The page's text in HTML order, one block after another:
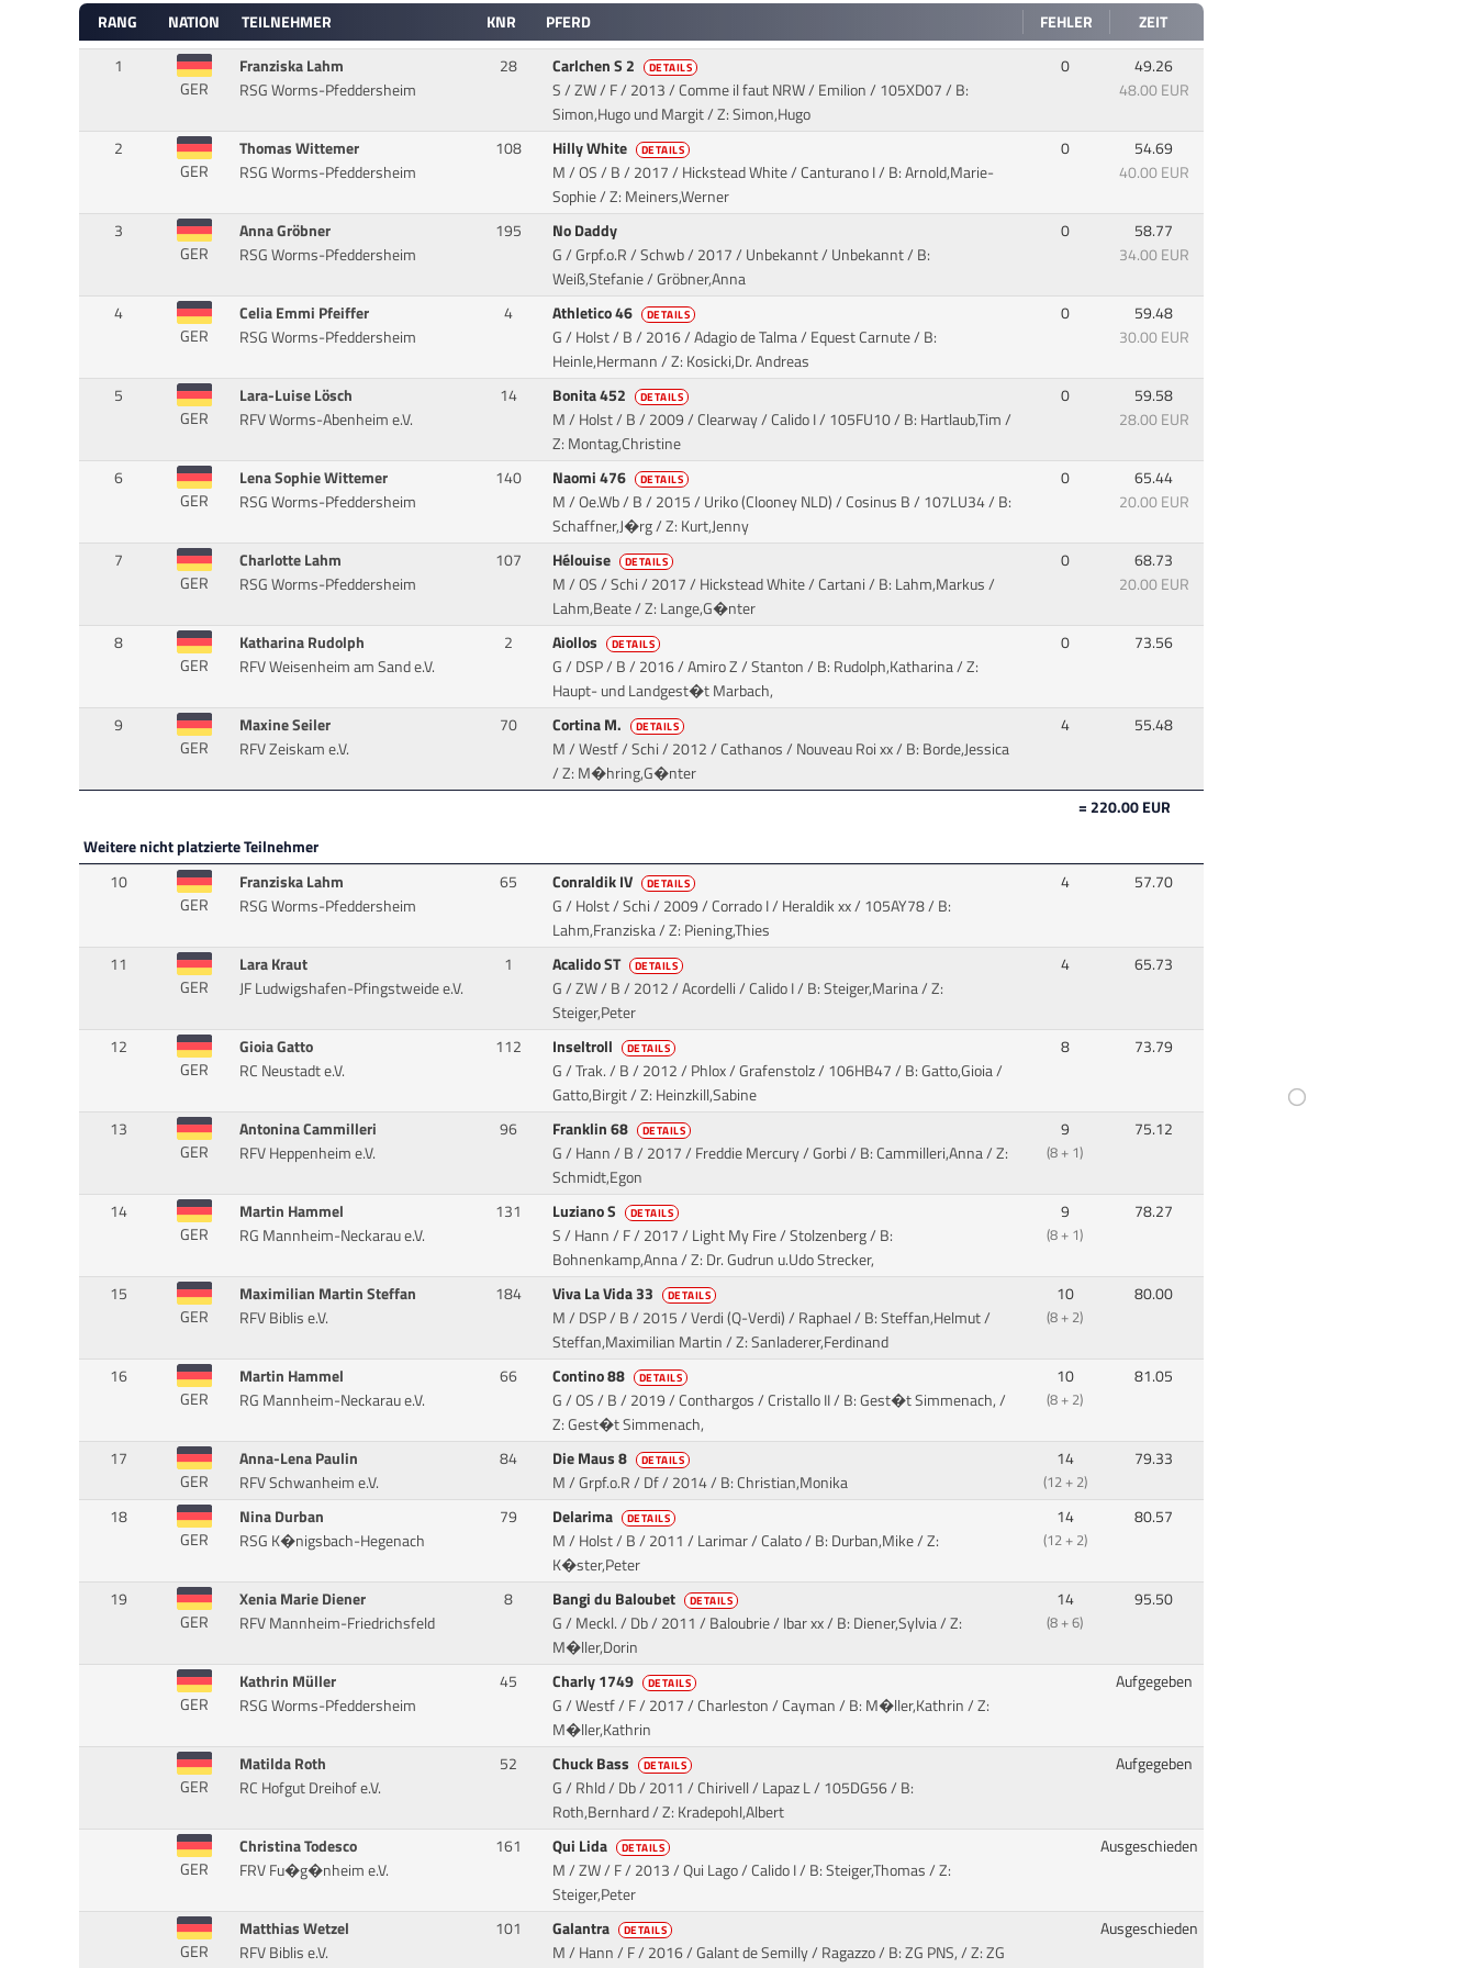
RANG NATION TEILNEHMER KNR PFERD FEHLER
ZEIT
1
GER
Franziska Lahm
RSG Worms-Pfeddersheim
28 Carlchen S 2 DETAILS
S / ZW / F / 2013 / Comme il faut NRW / Emilion/ 105XD07 / B:
Simon,Hugo und Margit / Z: Simon,Hugo
0
49.26
48.00 EUR
2
GER
Thomas Wittemer
RSG Worms-Pfeddersheim
108 Hilly White DETAILS
M / OS / B / 2017 / Hickstead White / Canturano I/ B: Arnold,Marie-
Sophie / Z: Meiners,Werner
0
54.69
40.00 EUR
3
GER
Anna Gröbner
RSG Worms-Pfeddersheim
195
No Daddy
G / Grpf.o.R / Schwb / 2017 / Unbekannt / Unbekannt/ B:
Weiß,Stefanie / Gröbner,Anna
0
58.77
34.00 EUR
4
GER
Celia Emmi Pfeiffer
RSG Worms-Pfeddersheim
4 Athletico 46 DETAILS
G / Holst / B / 2016 / Adagio de Talma / Equest Carnute/ B:
Heinle,Hermann / Z: Kosicki,Dr. Andreas
0
59.48
30.00 EUR
5
GER
Lara-Luise Lösch
RFV Worms-Abenheim e.V.
14 Bonita 452 DETAILS
M / Holst / B / 2009 / Clearway / Calido I/ 105FU10 / B: Hartlaub,Tim /
Z: Montag,Christine
0
59.58
28.00 EUR
6
GER
Lena Sophie Wittemer
RSG Worms-Pfeddersheim
140 Naomi 476 DETAILS
M / Oe.Wb / B / 2015 / Uriko (Clooney NLD) / Cosinus B/ 107LU34 / B:
Schaffner,J�rg / Z: Kurt,Jenny
0
65.44
20.00 EUR
7
GER
Charlotte Lahm
RSG Worms-Pfeddersheim
107 Hélouise DETAILS
M / OS / Schi / 2017 / Hickstead White / Cartani/ B: Lahm,Markus /
Lahm,Beate / Z: Lange,G�nter
0
68.73
20.00 EUR
8
GER
Katharina Rudolph
RFV Weisenheim am Sand e.V.
2 Aiollos DETAILS
G / DSP / B / 2016 / Amiro Z / Stanton/ B: Rudolph,Katharina / Z:
Haupt- und Landgest�t Marbach,
0 73.56
9
GER
Maxine Seiler
RFV Zeiskam e.V.
70 Cortina M. DETAILS
M / Westf / Schi / 2012 / Cathanos / Nouveau Roi xx/ B: Borde,Jessica
/ Z: M�hring,G�nter
4 55.48
= 220.00 EUR
Weitere nicht platzierte Teilnehmer
10
GER
Franziska Lahm
RSG Worms-Pfeddersheim
65 Conraldik IV DETAILS
G / Holst / Schi / 2009 / Corrado I / Heraldik xx/ 105AY78 / B:
Lahm,Franziska / Z: Piening,Thies
4 57.70
11
GER
Lara Kraut
JF Ludwigshafen-Pfingstweide e.V.
1 Acalido ST DETAILS
G / ZW / B / 2012 / Acordelli / Calido I/ B: Steiger,Marina / Z:
Steiger,Peter
4 65.73
12
GER
Gioia Gatto
RC Neustadt e.V.
112 Inseltroll DETAILS
G / Trak. / B / 2012 / Phlox / Grafenstolz/ 106HB47 / B: Gatto,Gioia /
Gatto,Birgit / Z: Heinzkill,Sabine
8 73.79
13
GER
Antonina Cammilleri
RFV Heppenheim e.V.
96 Franklin 68 DETAILS
G / Hann / B / 2017 / Freddie Mercury / Gorbi/ B: Cammilleri,Anna / Z:
Schmidt,Egon
9
(8 + 1)
75.12
14
GER
Martin Hammel
RG Mannheim-Neckarau e.V.
131 Luziano S DETAILS
S / Hann / F / 2017 / Light My Fire / Stolzenberg/ B:
Bohnenkamp,Anna / Z: Dr. Gudrun u.Udo Strecker,
9
(8 + 1)
78.27
15
GER
Maximilian Martin Steffan
RFV Biblis e.V.
184 Viva La Vida 33 DETAILS
M / DSP / B / 2015 / Verdi (Q-Verdi) / Raphael/ B: Steffan,Helmut /
Steffan,Maximilian Martin / Z: Sanladerer,Ferdinand
10
(8 + 2)
80.00
16
GER
Martin Hammel
RG Mannheim-Neckarau e.V.
66 Contino 88 DETAILS
G / OS / B / 2019 / Conthargos / Cristallo II/ B: Gest�t Simmenach, /
Z: Gest�t Simmenach,
10
(8 + 2)
81.05
17
GER
Anna-Lena Paulin
RFV Schwanheim e.V.
84 Die Maus 8 DETAILS
M / Grpf.o.R / Df / 2014/ B: Christian,Monika
14
(12 + 2)
79.33
18
GER
Nina Durban
RSG K�nigsbach-Hegenach
79 Delarima DETAILS
M / Holst / B / 2011 / Larimar / Calato/ B: Durban,Mike / Z:
K�ster,Peter
14
(12 + 2)
80.57
19
GER
Xenia Marie Diener
RFV Mannheim-Friedrichsfeld
8 Bangi du Baloubet DETAILS
G / Meckl. / Db / 2011 / Baloubrie / Ibar xx/ B: Diener,Sylvia / Z:
M�ller,Dorin
14
(8 + 6)
95.50
GER
Kathrin Müller
RSG Worms-Pfeddersheim
45 Charly 1749 DETAILS
G / Westf / F / 2017 / Charleston / Cayman/ B: M�ller,Kathrin / Z:
M�ller,Kathrin
Aufgegeben
GER
Matilda Roth
RC Hofgut Dreihof e.V.
52 Chuck Bass DETAILS
G / Rhld / Db / 2011 / Chirivell / Lapaz L/ 105DG56 / B:
Roth,Bernhard / Z: Kradepohl,Albert
Aufgegeben
GER
Christina Todesco
FRV Fu�g�nheim e.V.
161 Qui Lida DETAILS
M / ZW / F / 2013 / Qui Lago / Calido I/ B: Steiger,Thomas / Z:
Steiger,Peter
Ausgeschieden
GER
Matthias Wetzel
RFV Biblis e.V.
101 Galantra DETAILS
M / Hann / F / 2016 / Galant de Semilly / Ragazzo/ B: ZG PNS, / Z: ZG
Ausgeschieden